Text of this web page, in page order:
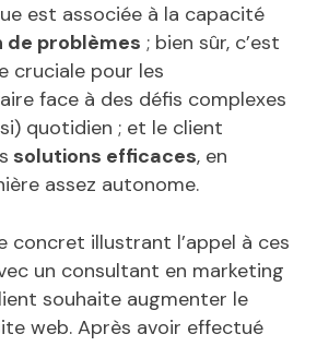
est associée à la capacité
de problèmes ; bien sûr, c’est
cruciale pour les
face à des défis complexes
quotidien ; et le client
solutions efficaces, en
assez autonome.
concret illustrant l’appel à ces
un consultant en marketing
souhaite augmenter le
web. Après avoir effectué